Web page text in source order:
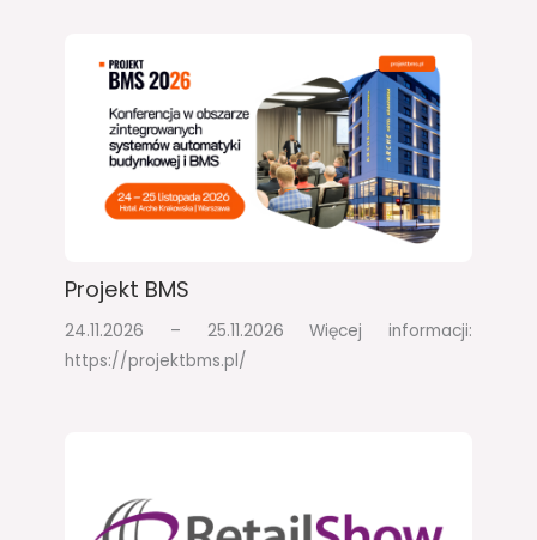
Projekt BMS
24.11.2026 – 25.11.2026​ Więcej informacji:
https://projektbms.pl/